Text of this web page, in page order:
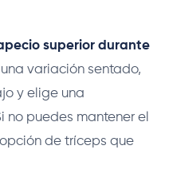
superior durante
una variación sentado,
y elige una
no puedes mantener el
de tríceps que